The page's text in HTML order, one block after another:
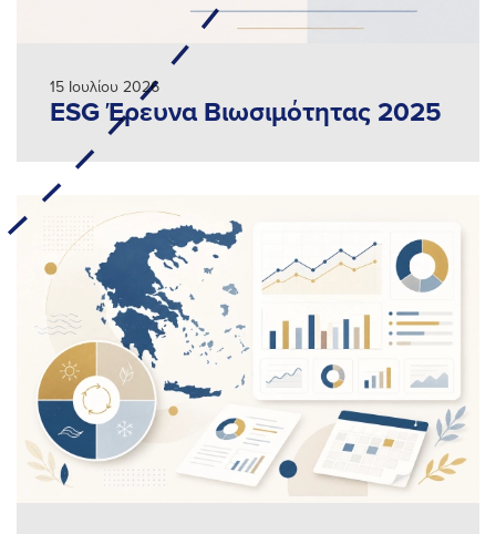
15 Ιουλίου 2026
ESG Έρευνα Βιωσιμότητας 2025